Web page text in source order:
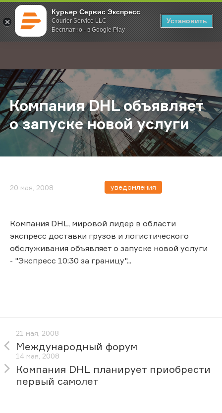
Курьер Сервис Экспресс
Courier Service LLC
Бесплатно - в Google Play
Установить
; Главная О компании Новости Компания DHL объявляет о
Компания DHL объявляет
о запуске новой услуги
20 мая, 2008 уведомления
Компания DHL, мировой лидер в области
экспресс доставки грузов и логистического
обслуживания объявляет о запуске новой услуги
- "Экспресс 10:30 за границу"...
21 мая, 2008
Международный форум
14 мая, 2008
Компания DHL планирует приобрести
первый самолет